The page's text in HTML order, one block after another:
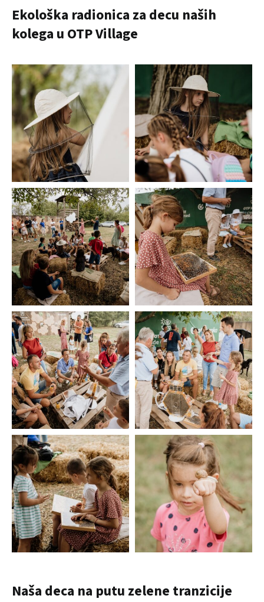
Ekološka radionica za decu naših
kolega u OTP Village
Naša deca na putu zelene tranzicije